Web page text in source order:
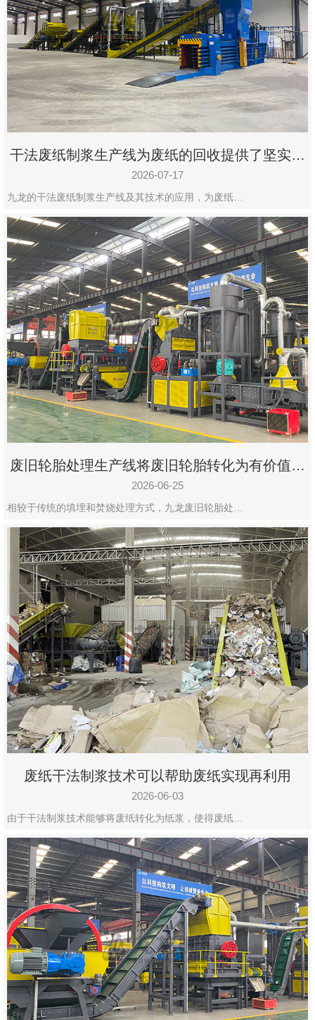
ICP
备
19020390
号-1
干法废纸制浆生产线为废纸的回收提供了坚实的
保障
2026-07-17
九龙的干法废纸制浆生产线及其技术的应用，为废纸…
废旧轮胎处理生产线将废旧轮胎转化为有价值的
资源
2026-06-25
相较于传统的填埋和焚烧处理方式，九龙废旧轮胎处…
废纸干法制浆技术可以帮助废纸实现再利用
2026-06-03
由于干法制浆技术能够将废纸转化为纸浆，使得废纸…